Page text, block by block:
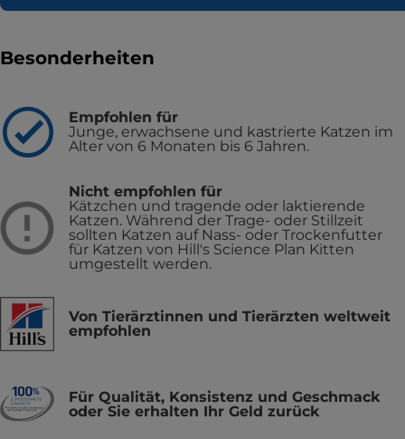
Besonderheiten
Empfohlen für
Junge, erwachsene und kastrierte Katzen im
Alter von 6 Monaten bis 6 Jahren.
Nicht empfohlen für
Kätzchen und tragende oder laktierende
Katzen. Während der Trage- oder Stillzeit
sollten Katzen auf Nass- oder Trockenfutter
für Katzen von Hill's Science Plan Kitten
umgestellt werden.
Von Tierärztinnen und Tierärzten weltweit
empfohlen
Für Qualität, Konsistenz und Geschmack
oder Sie erhalten Ihr Geld zurück